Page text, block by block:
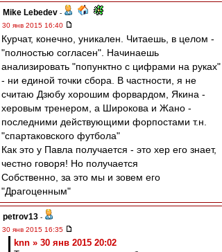
Mike Lebedev -
30 янв 2015 16:40
Курчат, конечно, уникален. Читаешь, в целом -
"полностью согласен". Начинаешь
анализировать "попунктно с цифрами на руках"
- ни единой точки сбора. В частности, я не
считаю Дзюбу хорошим форвардом, Якина -
херовым тренером, а Широкова и Жано -
последними действующими форпостами т.н.
"спартаковского футбола"
Как это у Павла получается - это хер его знает,
честно говоря! Но получается
Собственно, за это мы и зовем его
"Драгоценным"
petrov13 -
30 янв 2015 16:35
knn » 30 янв 2015 20:02